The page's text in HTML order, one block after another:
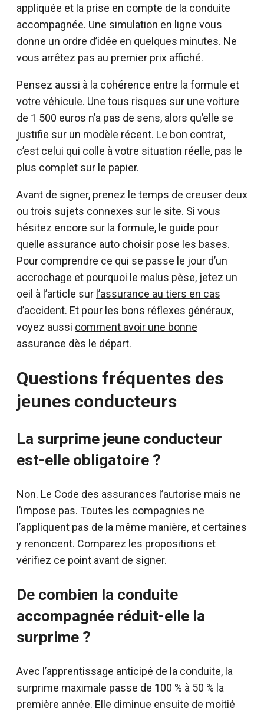
appliquée et la prise en compte de la conduite
accompagnée. Une simulation en ligne vous
donne un ordre d’idée en quelques minutes. Ne
vous arrêtez pas au premier prix affiché.
Pensez aussi à la cohérence entre la formule et
votre véhicule. Une tous risques sur une voiture
de 1 500 euros n’a pas de sens, alors qu’elle se
justifie sur un modèle récent. Le bon contrat,
c’est celui qui colle à votre situation réelle, pas le
plus complet sur le papier.
Avant de signer, prenez le temps de creuser deux
ou trois sujets connexes sur le site. Si vous
hésitez encore sur la formule, le guide pour
quelle assurance auto choisir pose les bases.
Pour comprendre ce qui se passe le jour d’un
accrochage et pourquoi le malus pèse, jetez un
oeil à l’article sur l’assurance au tiers en cas
d’accident. Et pour les bons réflexes généraux,
voyez aussi comment avoir une bonne
assurance dès le départ.
Questions fréquentes des
jeunes conducteurs
La surprime jeune conducteur
est-elle obligatoire ?
Non. Le Code des assurances l’autorise mais ne
l’impose pas. Toutes les compagnies ne
l’appliquent pas de la même manière, et certaines
y renoncent. Comparez les propositions et
vérifiez ce point avant de signer.
De combien la conduite
accompagnée réduit-elle la
surprime ?
Avec l’apprentissage anticipé de la conduite, la
surprime maximale passe de 100 % à 50 % la
première année. Elle diminue ensuite de moitié